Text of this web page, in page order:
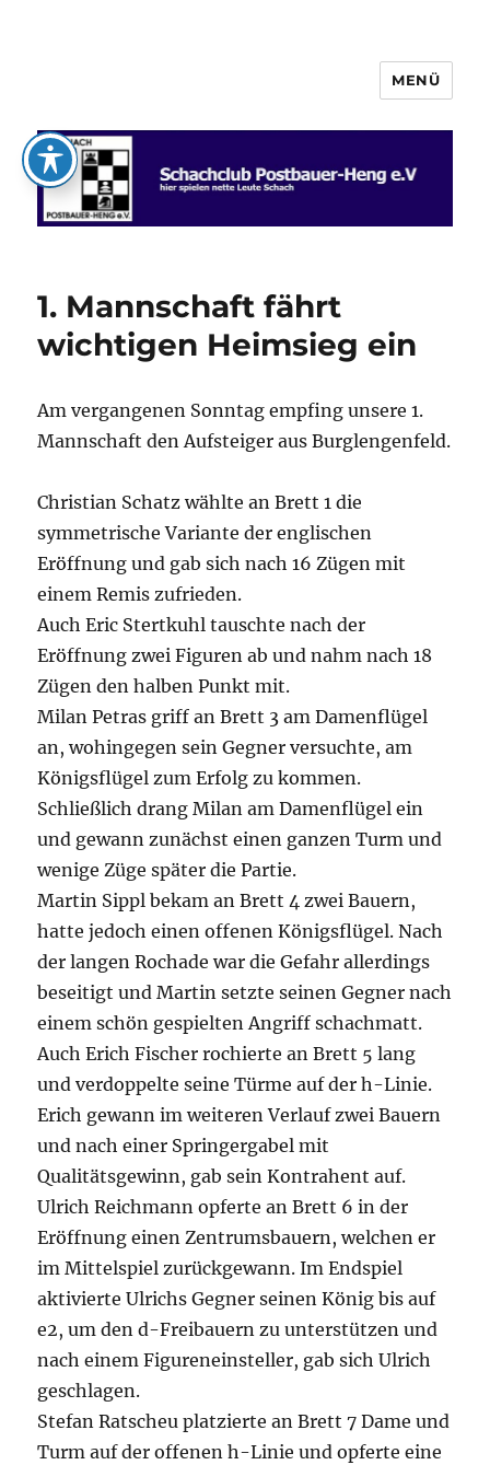
Schachclub Postbauer-Heng e.V.
MENÜ
1. Mannschaft fährt
wichtigen Heimsieg ein
Am vergangenen Sonntag empfing unsere 1.
Mannschaft den Aufsteiger aus Burglengenfeld.
Christian Schatz wählte an Brett 1 die
symmetrische Variante der englischen
Eröffnung und gab sich nach 16 Zügen mit
einem Remis zufrieden.
Auch Eric Stertkuhl tauschte nach der
Eröffnung zwei Figuren ab und nahm nach 18
Zügen den halben Punkt mit.
Milan Petras griff an Brett 3 am Damenflügel
an, wohingegen sein Gegner versuchte, am
Königsflügel zum Erfolg zu kommen.
Schließlich drang Milan am Damenflügel ein
und gewann zunächst einen ganzen Turm und
wenige Züge später die Partie.
Martin Sippl bekam an Brett 4 zwei Bauern,
hatte jedoch einen offenen Königsflügel. Nach
der langen Rochade war die Gefahr allerdings
beseitigt und Martin setzte seinen Gegner nach
einem schön gespielten Angriff schachmatt.
Auch Erich Fischer rochierte an Brett 5 lang
und verdoppelte seine Türme auf der h-Linie.
Erich gewann im weiteren Verlauf zwei Bauern
und nach einer Springergabel mit
Qualitätsgewinn, gab sein Kontrahent auf.
Ulrich Reichmann opferte an Brett 6 in der
Eröffnung einen Zentrumsbauern, welchen er
im Mittelspiel zurückgewann. Im Endspiel
aktivierte Ulrichs Gegner seinen König bis auf
e2, um den d-Freibauern zu unterstützen und
nach einem Figureneinsteller, gab sich Ulrich
geschlagen.
Stefan Ratscheu platzierte an Brett 7 Dame und
Turm auf der offenen h-Linie und opferte eine